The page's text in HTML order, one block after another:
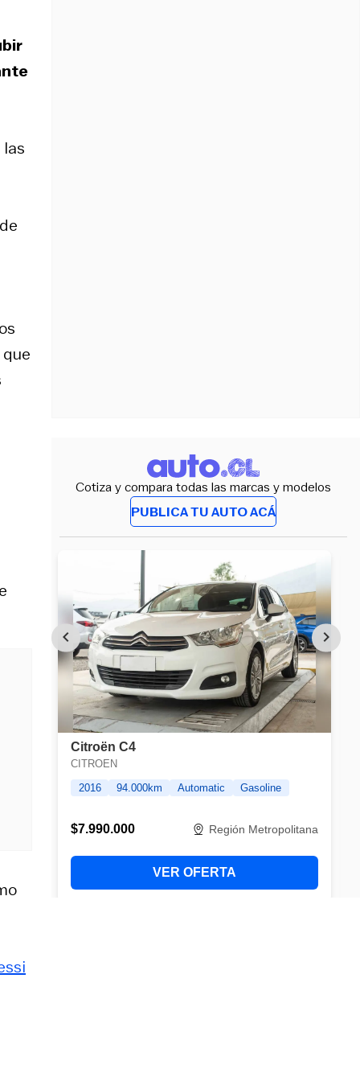
Cotiza y compara todas las marcas y modelos
PUBLICA TU AUTO ACÁ